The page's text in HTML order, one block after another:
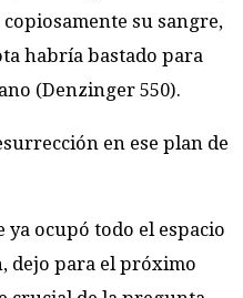
su sangre,
habría bastado para
(Denzinger 550).
en ese plan de
ya ocupó todo el espacio
dejo para el próximo